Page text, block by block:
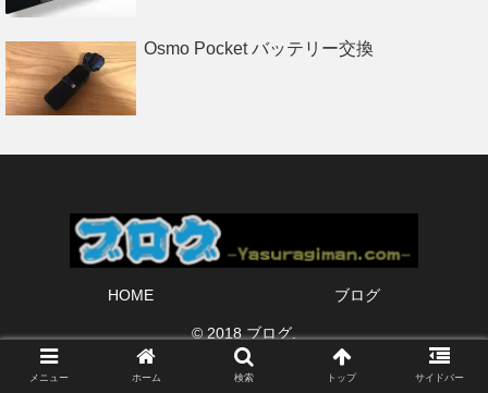
Osmo Pocket バッテリー交換
HOME ブログ
© 2018 ブログ.
メニュー ホーム 検索 トップ サイドバー